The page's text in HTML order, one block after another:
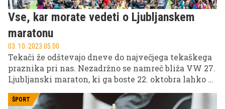
Vse, kar morate vedeti o Ljubljanskem
maratonu
03. 10. 2023 05.00
Tekači že odštevajo dneve do največjega tekaškega
praznika pri nas. Nezadržno se namreč bliža VW 27.
Ljubljanski maraton, ki ga boste 22. oktobra lahko v
živo spremljali na POP TV. Pok pištole bo znak
štarta označil ob 9. uri.
ŠPORT